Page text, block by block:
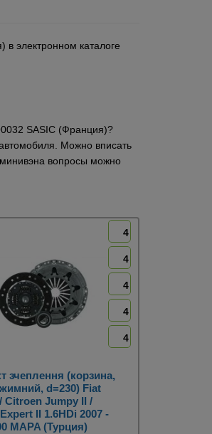
электронном каталоге
SASIC (Франция)?
Можно вписать
вопросы можно
4
4
4
4
4
зчеплення (корзина,
d=230) Fiat
Citroen Jumpy II /
II 1.6HDi 2007 -
MAPA (Турция)